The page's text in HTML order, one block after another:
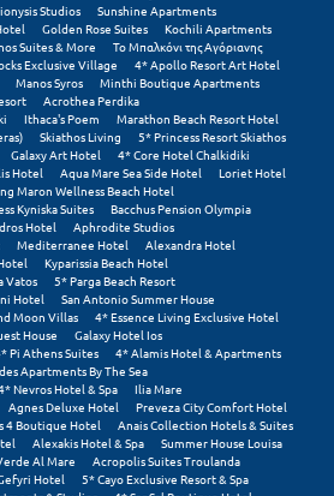
Studios
Sunshine Apartments
Golden Rose Suites
Kochili Apartments
Suites & More
Το Μπαλκόνι της Αγόριανης
Exclusive Village
4* Apollo Resort Art Hotel
Manos Syros
Minthi Boutique Apartments
Acrothea Perdika
Ithaca's Poem
Marathon Beach Resort Hotel
Skiathos Living
5* Princess Resort Skiathos
Galaxy Art Hotel
4* Core Hotel Chalkidiki
Hotel Aqua Mare Sea Side Hotel
Loriet Hotel
Maron Wellness Beach Hotel
Kyniska Suites
Bacchus Pension Olympia
Hotel
Aphrodite Studios
Mediterranee Hotel
Alexandra Hotel
Kyparissia Beach Hotel
Vatos
5* Parga Beach Resort
Hotel
San Antonio Summer House
Moon Villas
4* Essence Living Exclusive Hotel
House
Galaxy Hotel Ios
Pi Athens Suites
4* Alamis Hotel & Apartments
Apartments By The Sea
Nevros Hotel & Spa
Ilia Mare
Agnes Deluxe Hotel
Preveza City Comfort Hotel
4 Boutique Hotel
Anais Collection Hotels & Suites
Alexakis Hotel & Spa
Summer House Louisa
Al Mare
Acropolis Suites Troulanda
Hotel
5* Cayo Exclusive Resort & Spa